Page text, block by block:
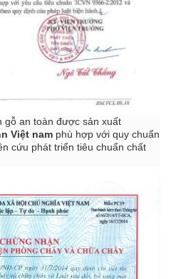
gỗ an toàn được sản xuất
Việt nam phù hợp với quy chuẩn
cứu phát triển tiêu chuẩn chất